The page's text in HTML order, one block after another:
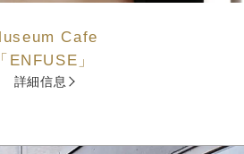
Cafe
「ENFUSE」
詳細信息